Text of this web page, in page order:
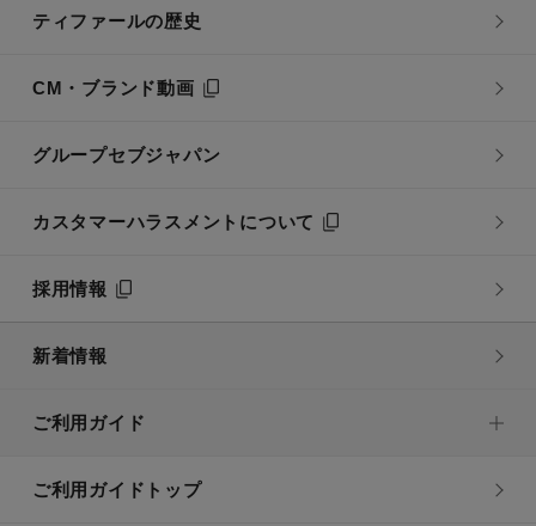
ティファールの歴史
CM・ブランド動画
グループセブジャパン
カスタマーハラスメントについて
採用情報
新着情報
ご利用ガイド
ご利用ガイドトップ